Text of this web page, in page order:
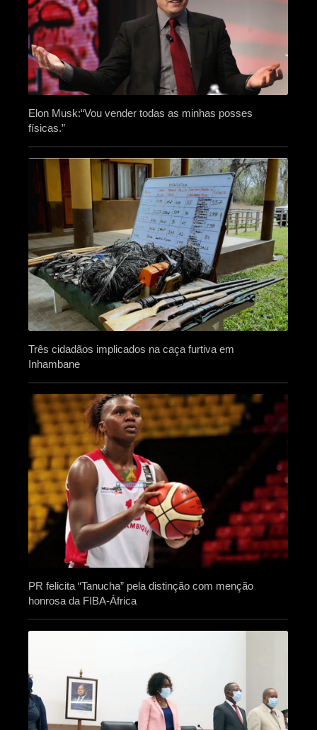
Elon Musk:“Vou vender todas as minhas posses
físicas.”
Três cidadãos implicados na caça furtiva em
Inhambane
PR felicita “Tanucha” pela distinção com menção
honrosa da FIBA-África